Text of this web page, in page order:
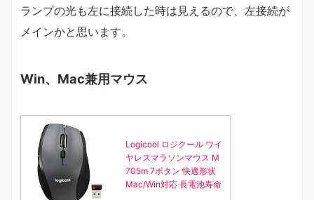
ランプの光も左に接続した時は見えるので、左接続が
メインかと思います。
Win、Mac兼用マウス
Logicool ロジクール ワイ
ヤレスマラソンマウス M
705m 7ボタン 快適形状
Mac/Win対応 長電池寿命